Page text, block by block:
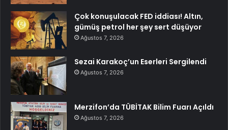
Çok konuşulacak FED iddiası! Altın,
gümüş petrol her şey sert düşüyor
Ağustos 7, 2026
Sezai Karakoç’un Eserleri Sergilendi
Ağustos 7, 2026
Merzifon’da TÜBİTAK Bilim Fuarı Açıldı
Ağustos 7, 2026